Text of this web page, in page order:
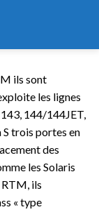
ils sont
les lignes
144/144JET,
S trois portes en
des
les Solaris
RTM, ils
« type